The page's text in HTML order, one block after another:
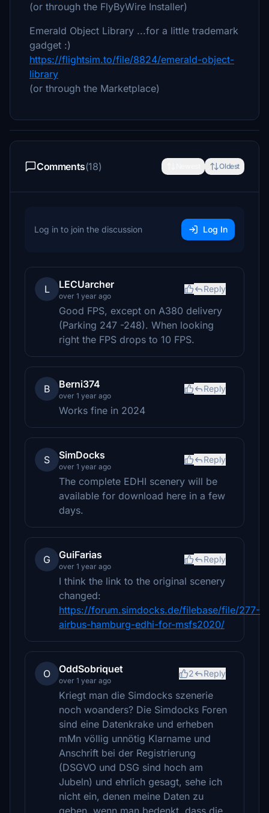
(or through the FlyByWire Installer)
Emerald Object Library ...for a little trademark
gadget :)
https://flightsim.to/file/8824/emerald-object-
library
(or through the Marketplace)
Comments(18) Oldest
Log in to join the discussion Log In
L LECUarcher
over 1 year ago
Reply
Good FPS, except on A380 delivery
(Parking 247 -248). When looking
right the FPS drops to 10 FPS.
B Berni374
over 1 year ago
Reply
Works fine in 2024
S SimDocks
over 1 year ago
Reply
The complete EDHI scenery will be
available for download here in a few
days.
G GuiFarias
over 1 year ago
Reply
I think the link to the original scenery
changed:
https://forum.simdocks.de/filebase/file/277-
airbus-hamburg-edhi-for-msfs2020/
O OddSobriquet
over 1 year ago
2 Reply
Kriegt man die Simdocks szenerie
noch woanders? Die Simdocks Foren
sind eine Datenkrake und erheben
mMn völlig unnötig Klarname und
Anschrift bei der Registrierung
(DSGVO und DSG sind hoch am
Jubeln) und ehrlich gesagt, sehe ich
nicht ein, denen meine Daten zu
geben, wenn man bedenkt, dass die